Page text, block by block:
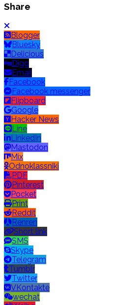
Share
Blogger
Bluesky
Delicious
Digg
Email
Facebook
Facebook messenger
Flipboard
Google
Hacker News
Line
LinkedIn
Mastodon
Mix
Odnoklassniki
PDF
Pinterest
Pocket
Print
Reddit
Renren
Short link
SMS
Skype
Telegram
Tumblr
Twitter
VKontakte
wechat